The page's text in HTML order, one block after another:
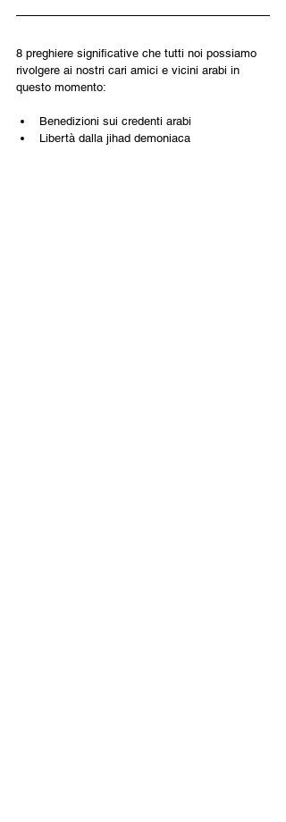
8 preghiere significative che tutti noi possiamo
rivolgere ai nostri cari amici e vicini arabi in
questo momento:
Benedizioni sui credenti arabi
Libertà dalla jihad demoniaca